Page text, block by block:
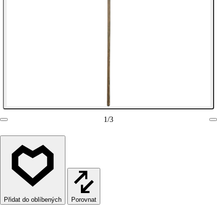
1/3
Porovnat